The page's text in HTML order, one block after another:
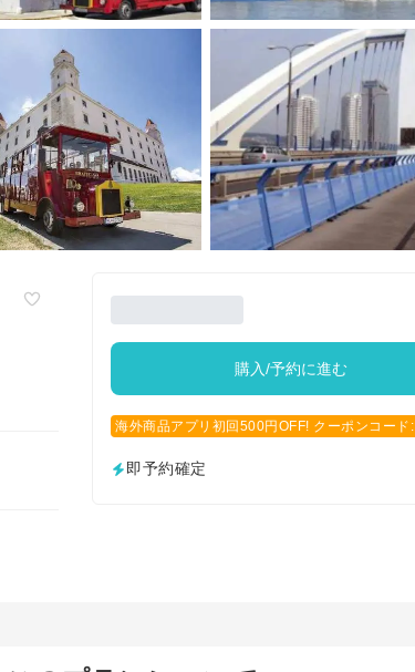
購入/予約に進む
海外商品アプリ初回500円OFF! クーポンコード:
即予約確定